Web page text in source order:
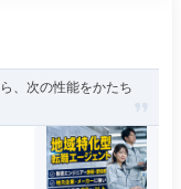
、次の性能をかたち